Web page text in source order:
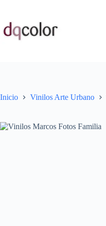
contenido
Inicio Vinilos Arte Urbano